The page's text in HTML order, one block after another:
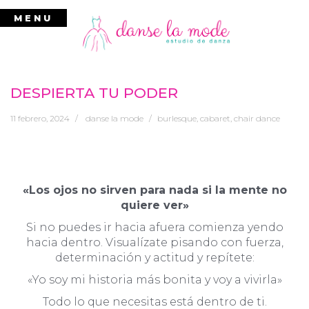
Ir
MENU
DESPIERTA TU PODER
11 febrero, 2024 danse la mode burlesque cabaret chair dance
«Los ojos no sirven para nada si la mente no
quiere ver»
Si no puedes ir hacia afuera comienza yendo
hacia dentro. Visualízate pisando con fuerza,
determinación y actitud y repítete:
«Yo soy mi historia más bonita y voy a vivirla»
Todo lo que necesitas está dentro de ti.